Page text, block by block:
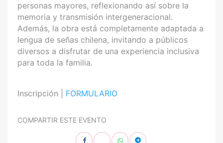
personas mayores, reflexionando así sobre la
memoria y transmisión intergeneracional.
Además, la obra está completamente adaptada a
lengua de señas chilena, invitando a públicos
diversos a disfrutar de una experiencia inclusiva
para toda la familia.
Inscripción | FORMULARIO
COMPARTIR ESTE EVENTO